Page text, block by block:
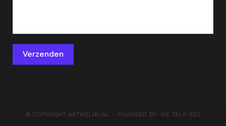
© COPYRIGHT ARTIKELNU.NL – POWERED BY: WE TALK SEO